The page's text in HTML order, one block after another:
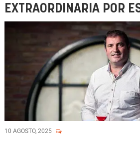
EXTRAORDINARIA POR
10 AGOSTO, 2025